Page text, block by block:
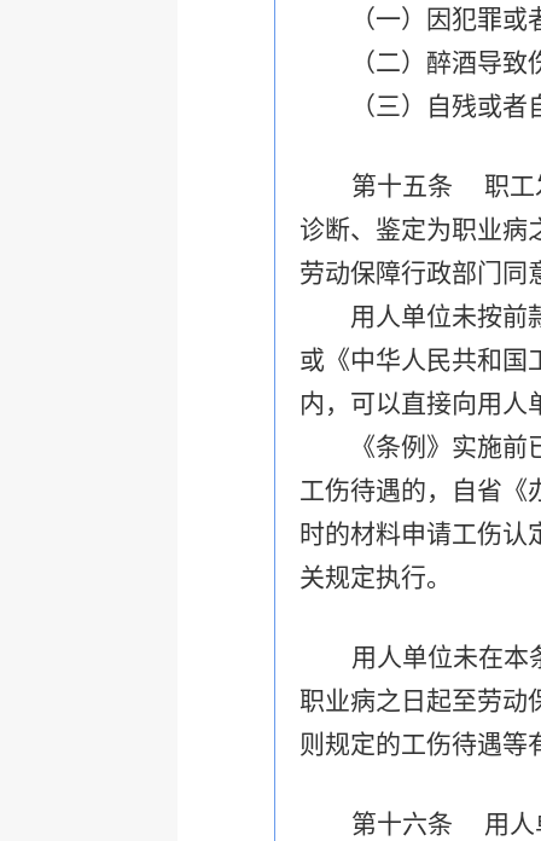
（一）因犯罪或
（二）醉酒导致
（三）自残或者
第十五条
职
诊断、鉴定为职业病
劳动保障行政部门同
用人单位未按前款
或《中华人民共和国
内，可以直接向用人
《条例》实施前已
工伤待遇的，自省《
时的材料申请工伤认
关规定执行。
用人单位未在本
职业病之日起至劳动
则规定的工伤待遇等
第十六条 用人